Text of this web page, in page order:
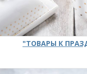
"ТОВАРЫ К